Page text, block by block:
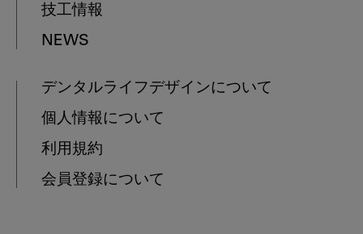
技工情報
NEWS
デンタルライフデザインについて
個人情報について
利用規約
会員登録について